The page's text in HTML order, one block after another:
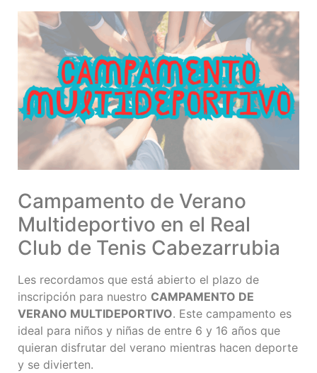
Campamento de Verano
Multideportivo en el Real
Club de Tenis Cabezarrubia
Les recordamos que está abierto el plazo de
inscripción para nuestro CAMPAMENTO DE
VERANO MULTIDEPORTIVO. Este campamento es
ideal para niños y niñas de entre 6 y 16 años que
quieran disfrutar del verano mientras hacen deporte
y se divierten.